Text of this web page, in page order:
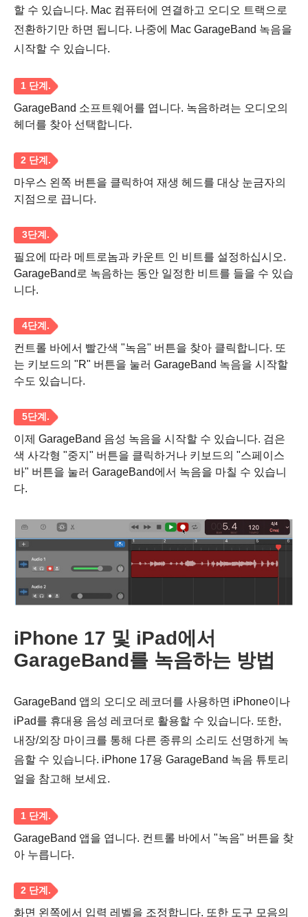
할 수 있습니다. Mac 컴퓨터에 연결하고 오디오 트랙으로
전환하기만 하면 됩니다. 나중에 Mac GarageBand 녹음을
시작할 수 있습니다.
1 단계.
GarageBand 소프트웨어를 엽니다. 녹음하려는 오디오의
헤더를 찾아 선택합니다.
2 단계.
마우스 왼쪽 버튼을 클릭하여 재생 헤드를 대상 눈금자의
지점으로 끕니다.
3단계.
필요에 따라 메트로놈과 카운트 인 비트를 설정하십시오.
GarageBand로 녹음하는 동안 일정한 비트를 들을 수 있습
니다.
4단계.
컨트롤 바에서 빨간색 "녹음" 버튼을 찾아 클릭합니다. 또
는 키보드의 "R" 버튼을 눌러 GarageBand 녹음을 시작할
수도 있습니다.
5단계.
이제 GarageBand 음성 녹음을 시작할 수 있습니다. 검은
색 사각형 "중지" 버튼을 클릭하거나 키보드의 "스페이스
바" 버튼을 눌러 GarageBand에서 녹음을 마칠 수 있습니
다.
iPhone 17 및 iPad에서
GarageBand를 녹음하는 방법
GarageBand 앱의 오디오 레코더를 사용하면 iPhone이나
iPad를 휴대용 음성 레코더로 활용할 수 있습니다. 또한,
내장/외장 마이크를 통해 다른 종류의 소리도 선명하게 녹
음할 수 있습니다. iPhone 17용 GarageBand 녹음 튜토리
얼을 참고해 보세요.
GarageBand 앱을 엽니다. 컨트롤 바에서 "녹음" 버튼을 찾
아 누릅니다.
화면 왼쪽에서 입력 레벨을 조정합니다. 또한 도구 모음의